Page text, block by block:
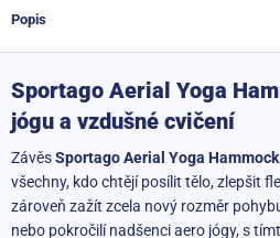
Popis
Sportago Aerial Yoga
jógu a vzdušné cvičení
ZávěsSportago Aerial Yoga Hammock
všechny, kdo chtějí posílit tělo, zlepšit
zároveň zažít zcela nový rozměr
nebo pokročilí nadšenci aero jógy, s